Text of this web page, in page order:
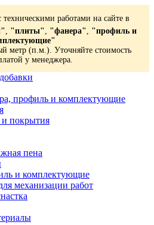
техническими работами на сайте в
, "плиты", "фанера", "профиль и
метр (п.м.). Уточняйте стоимость
у менеджера.
профиль и комплектующие
покрытия
пена
и комплектующие
механизации работ